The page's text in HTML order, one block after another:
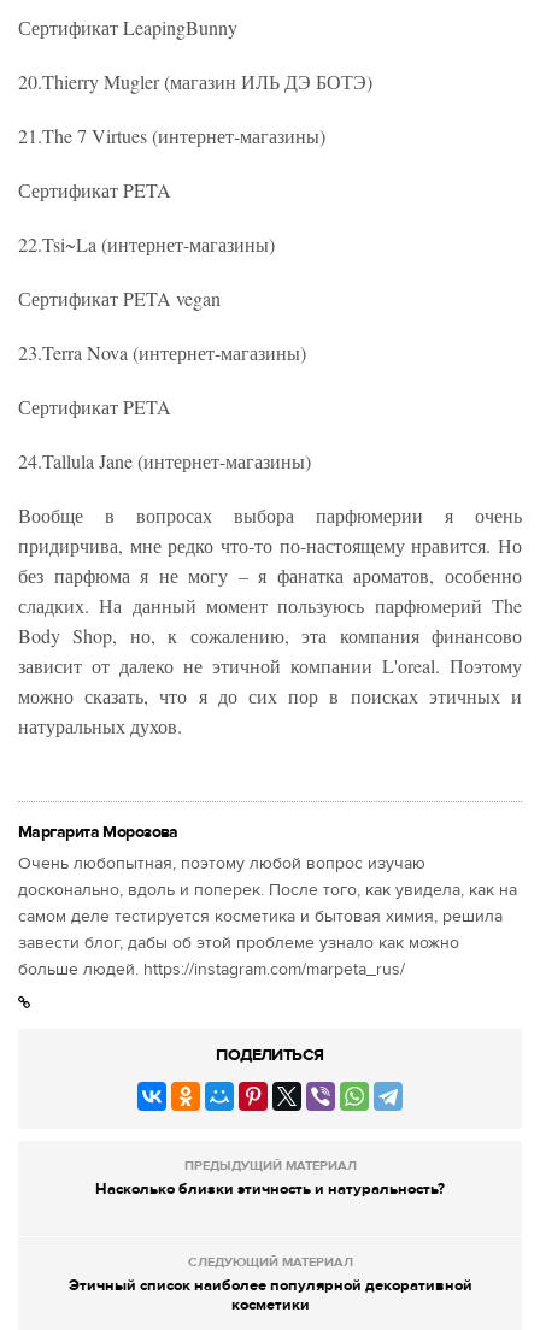
Сертификат LeapingBunny
20.Thierry Mugler (магазин ИЛЬ ДЭ БОТЭ)
21.The 7 Virtues (интернет-магазины)
Сертификат PETA
22.Tsi~La (интернет-магазины)
Сертификат PETA vegan
23.Terra Nova (интернет-магазины)
Сертификат PETA
24.Tallula Jane (интернет-магазины)
Вообще в вопросах выбора парфюмерии я очень
придирчива, мне редко что-то по-настоящему нравится. Но
без парфюма я не могу – я фанатка ароматов, особенно
сладких. На данный момент пользуюсь парфюмерий The
Body Shop, но, к сожалению, эта компания финансово
зависит от далеко не этичной компании L'oreal. Поэтому
можно сказать, что я до сих пор в поисках этичных и
натуральных духов.
Маргарита Морозова
Очень любопытная, поэтому любой вопрос изучаю
досконально, вдоль и поперек. После того, как увидела, как на
самом деле тестируется косметика и бытовая химия, решила
завести блог, дабы об этой проблеме узнало как можно
больше людей. https://instagram.com/marpeta_rus/
ПОДЕЛИТЬСЯ
ПРЕДЫДУЩИЙ МАТЕРИАЛ
Насколько близки этичность и натуральность?
СЛЕДУЮЩИЙ МАТЕРИАЛ
Этичный список наиболее популярной декоративной
косметики